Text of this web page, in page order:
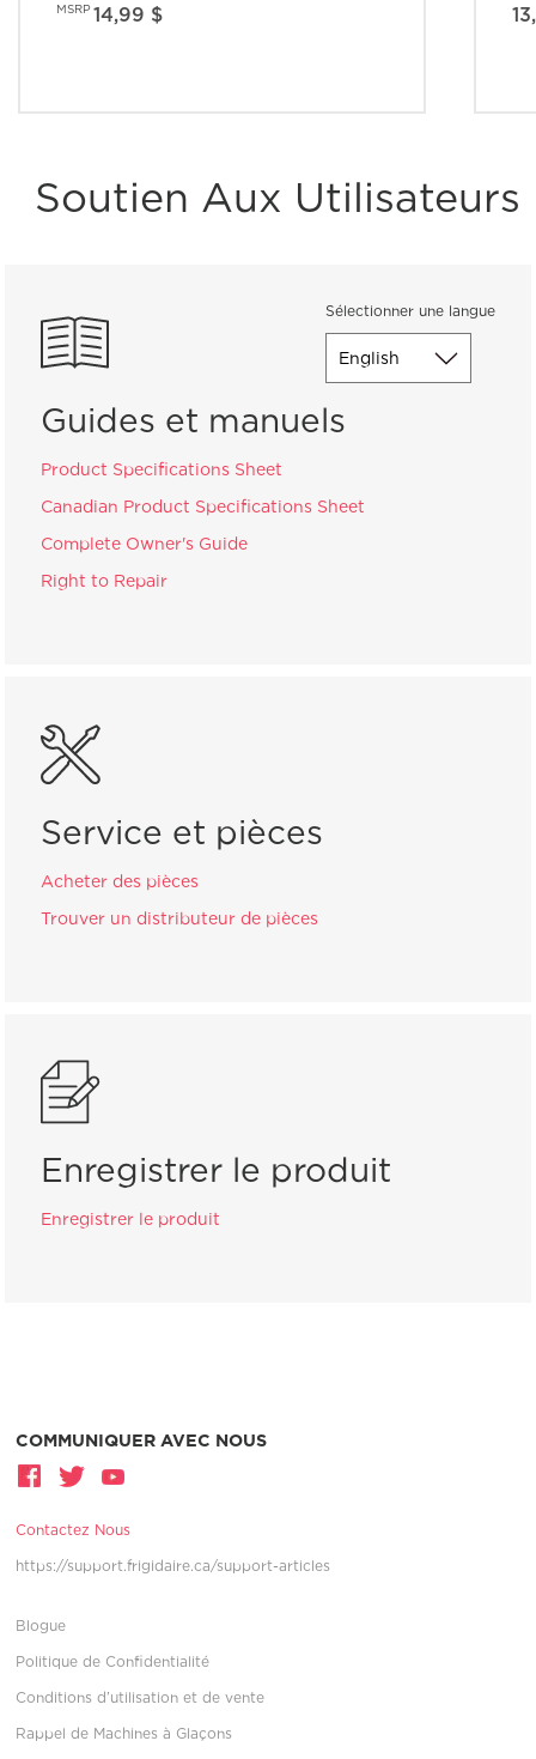
MSRP 14,99 $
Soutien Aux Utilisateurs
Sélectionner une langue
Guides et manuels
Product Specifications Sheet
Canadian Product Specifications Sheet
Complete Owner's Guide
Right to Repair
Service et pièces
Acheter des pièces
Trouver un distributeur de pièces
Enregistrer le produit
Enregistrer le produit
COMMUNIQUER AVEC NOUS
Contactez Nous
https://support.frigidaire.ca/support-articles
Blogue
Politique de Confidentialité
Conditions d’utilisation et de vente
Rappel de Machines à Glaçons